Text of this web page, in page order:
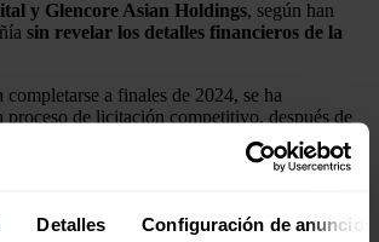
Detalles Configuración de anuncios
y Glencore Asian Holdings, según han
sin revelar los detalles financieros de la
a finales de 2024, se ha
proceso de licitación competitivo, después de
junio de 2023 una revisión estratégica de sus